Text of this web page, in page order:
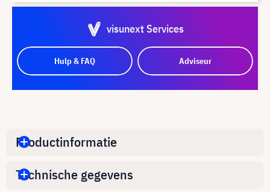
visunext Services
Hulp & FAQ Adviseur
Productinformatie
Technische gegevens